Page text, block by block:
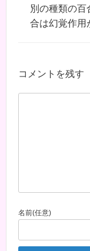
別の種類の
合は幻覚作用
コメントを残す
名前(任意)